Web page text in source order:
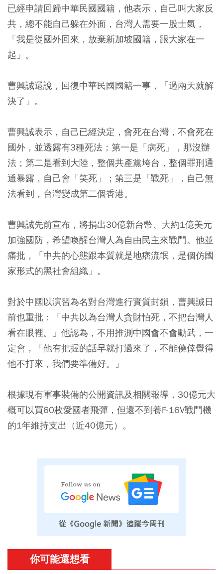
已經申請回歸中華民國國籍，他表示，自己叫大家反
共，總不能自己躲在外面，台灣人需要一股士氣，
「我是從國外回來，放棄新加坡國籍，跟大家在一
起」。
曹興誠還說，回復中華民國國籍一事，「過兩天就解
決了」。
曹興誠表示，自己已經決定，會死在台灣，不會死在
國外，並透露有3種死法；第一是「病死」，那沒辦
法；第二是看到大陸，整個共產黨垮台，整個罪刑通
通暴露，自己會「笑死」；第三是「戰死」，自己無
法看到，台灣變成第二個香港。
曹興誠先前宣布，將捐出30億新台幣、大約1億美元
加強國防，希望喚醒台灣人為自由民主來戰鬥。他並
痛批，「中共的心態跟本質就是地痞流氓，是個仿國
家形式的黑社會組織」。
對於中國以演習為名對台灣進行實質封鎖，曹興誠日
前也重批：「中共以為台灣人貪財怕死，不把台灣人
看在眼裡。」他認為，不用推測中國會不會動武，一
定會，「他有把握的話早就打過來了，不能僥倖覺得
他不打來，我們要準備好。」
根據現有軍事裝備的公開資訊及相關報導，30億元大
概可以買60枚愛國者飛彈，但還不到養F-16V戰鬥機
的1年維持支出（近40億元）。